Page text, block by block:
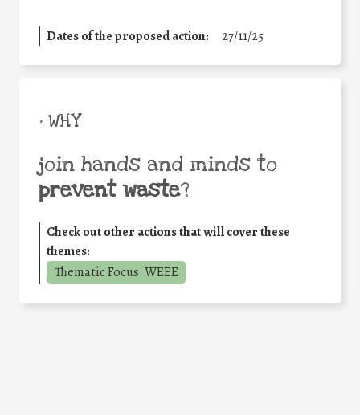
Dates of the proposed action: 27/11/25
• WHY
join hands and minds to
prevent waste?
Check out other actions that will cover these
themes:
Thematic Focus: WEEE